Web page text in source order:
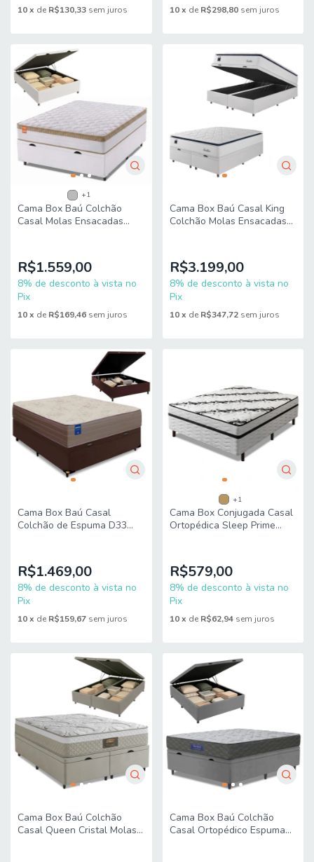
10x de R$130,33 sem juros 10 x de R$298,80 sem juros
+1
Cama Box Baú Colchão
Casal Molas Ensacadas
R$1.559,00
8% de desconto à vista no
Pix
10x de R$169,46 sem juros
Cama Box Baú Casal King
Colchão Molas Ensacadas
R$3.199,00
8% de desconto à vista no
Pix
10 x de R$347,72 sem juros
Cama Box Baú Casal
Colchão de Espuma D33
138x188x71cm
R$1.469,00
8% de desconto à vista no
Pix
10x de R$159,67 sem juros
+1
Cama Box Conjugada Casal
Ortopédica Sleep Prime
R$579,00
8% de desconto à vista no
Pix
10 x de R$62,94 sem juros
Cama Box Baú Colchão
Casal Queen Cristal Molas
Cama Box Baú Colchão
Casal Ortopédico Espuma